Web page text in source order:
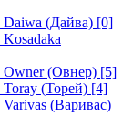
(Дайва) [0]
(Овнер) [5]
(Торей) [4]
(Варивас)